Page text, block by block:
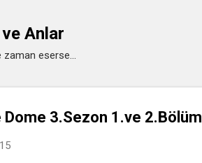
Anlar
zaman eserse...
Dome 3.Sezon 1.ve 2.Bölüm